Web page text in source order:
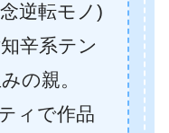
逆転モノ)
辛系テン
の親。
ィで作品